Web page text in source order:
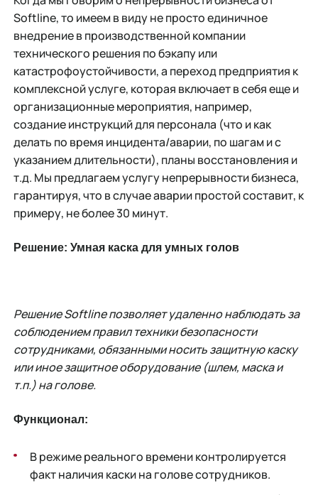
Softline, то имеем в виду не просто единичное
внедрение в производственной компании
технического решения по бэкапу или
катастрофоустойчивости, а переход предприятия к
комплексной услуге, которая включает в себя еще и
организационные мероприятия, например,
создание инструкций для персонала (что и как
делать по время инцидента/аварии, по шагам и с
указанием длительности), планы восстановления и
т.д. Мы предлагаем услугу непрерывности бизнеса,
гарантируя, что в случае аварии простой составит, к
примеру, не более 30 минут.
Решение: Умная каска для умных голов
РешениеSoftline позволяет удаленно наблюдать за
соблюдением правил техники безопасности
сотрудниками, обязанными носить защитную каску
или иное защитное оборудование (шлем, маска и
т.п.) на голове.
Функционал:
В режиме реального времени контролируется
факт наличия каски на голове сотрудников.